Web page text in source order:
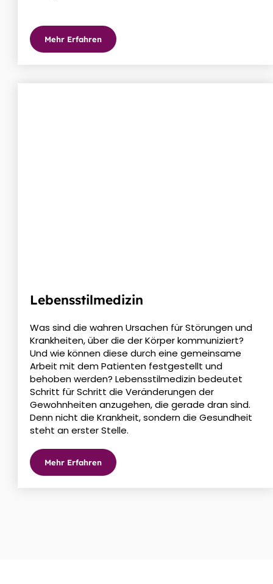
Mehr Erfahren
Lebensstilmedizin
Was sind die wahren Ursachen für Störungen und
Krankheiten, über die der Körper kommuniziert?
Und wie können diese durch eine gemeinsame
Arbeit mit dem Patienten festgestellt und
behoben werden? Lebensstilmedizin bedeutet
Schritt für Schritt die Veränderungen der
Gewohnheiten anzugehen, die gerade dran sind.
Denn nicht die Krankheit, sondern die Gesundheit
steht an erster Stelle.
Mehr Erfahren